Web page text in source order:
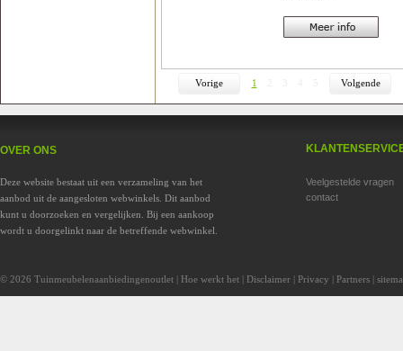
Vorige 1 Volgende
OVER ONS
Deze website bestaat uit een verzameling van het
aanbod uit de aangesloten webwinkels. Dit aanbod
kunt u doorzoeken en vergelijken. Bij een aankoop
wordt u doorgelinkt naar de betreffende webwinkel.
Veelgestelde vragen
contact
© 2026 Tuinmeubelenaanbiedingenoutlet | Hoe werkt het | Disclaimer | Privacy | Partners |